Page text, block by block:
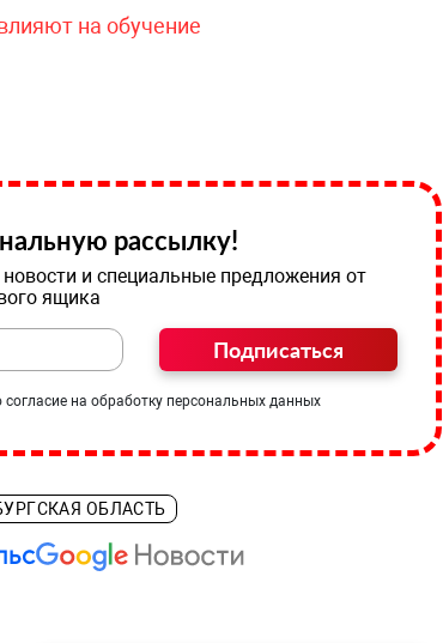
на обучение
рассылку!
и специальные предложения от
ящика
Подписаться
согласие на обработку персональных данных
ОБЛАСТЬ